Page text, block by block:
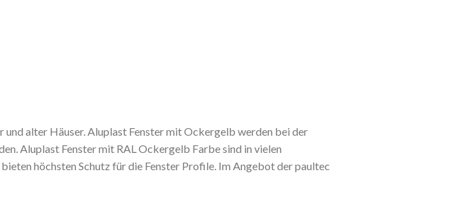
alter Häuser. Aluplast Fenster mit Ockergelb werden bei der
Aluplast Fenster mit RAL Ockergelb Farbe sind in vielen
höchsten Schutz für die Fenster Profile. Im Angebot der paultec